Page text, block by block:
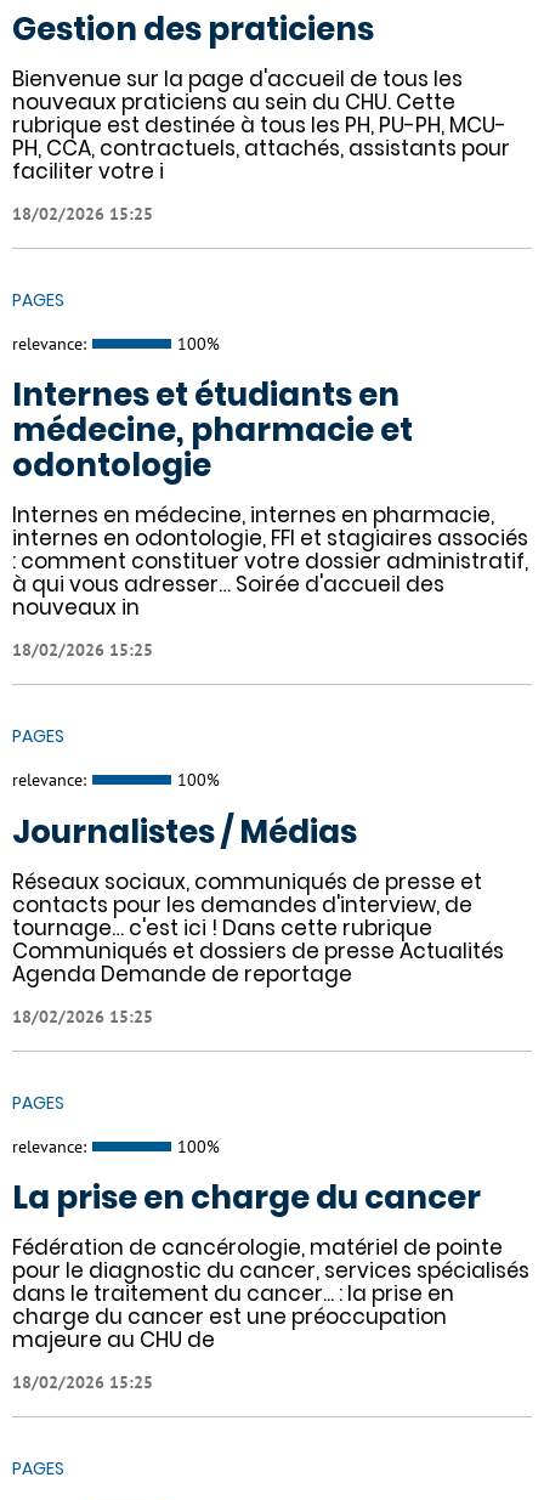
Gestion des praticiens
Bienvenue sur la page d'accueil de tous les
nouveaux praticiens au sein du CHU. Cette
rubrique est destinée à tous les PH, PU-PH, MCU-
PH, CCA, contractuels, attachés, assistants pour
faciliter votre i
18/02/2026 15:25
PAGES
relevance: 100%
Internes et étudiants en
médecine, pharmacie et
odontologie
Internes en médecine, internes en pharmacie,
internes en odontologie, FFI et stagiaires associés
: comment constituer votre dossier administratif,
à qui vous adresser… Soirée d'accueil des
nouveaux in
18/02/2026 15:25
PAGES
relevance: 100%
Journalistes / Médias
Réseaux sociaux, communiqués de presse et
contacts pour les demandes d'interview, de
tournage… c'est ici ! Dans cette rubrique
Communiqués et dossiers de presse Actualités
Agenda Demande de reportage
18/02/2026 15:25
PAGES
relevance: 100%
La prise en charge du cancer
Fédération de cancérologie, matériel de pointe
pour le diagnostic du cancer, services spécialisés
dans le traitement du cancer... : la prise en
charge du cancer est une préoccupation
majeure au CHU de
18/02/2026 15:25
PAGES